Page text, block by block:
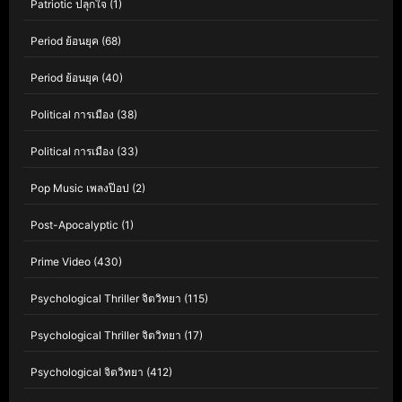
Patriotic ปลุกใจ (1)
Period ย้อนยุค (68)
Period ย้อนยุค (40)
Political การเมือง (38)
Political การเมือง (33)
Pop Music เพลงป๊อป (2)
Post-Apocalyptic (1)
Prime Video (430)
Psychological Thriller จิตวิทยา (115)
Psychological Thriller จิตวิทยา (17)
Psychological จิตวิทยา (412)